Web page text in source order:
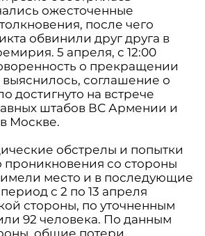
ожесточенные
после чего
обвинили друг друга в
5 апреля, с 12:00
о прекращении
выяснилось, соглашение о
достигнуто на встрече
штабов ВС Армении и
Москве.
обстрелы и попытки
проникновения со стороны
место и в последующие
с 2 по 13 апреля
стороны, по уточненным
92 человека. По данным
общие потери